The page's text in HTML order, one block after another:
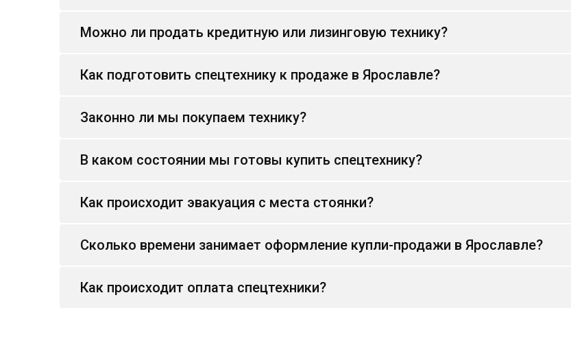
Можно ли продать кредитную или лизинговую технику?
Как подготовить спецтехнику к продаже в Ярославле?
Законно ли мы покупаем технику?
В каком состоянии мы готовы купить спецтехнику?
Как происходит эвакуация с места стоянки?
Сколько времени занимает оформление купли-продажи в Ярославле?
Как происходит оплата спецтехники?